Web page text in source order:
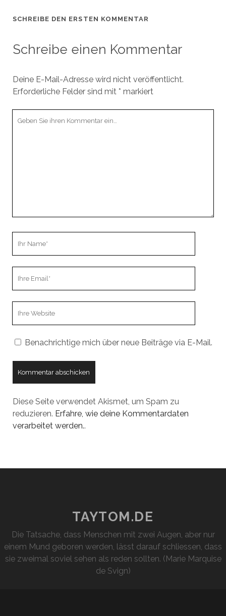
SCHREIBE DEN ERSTEN KOMMENTAR
Schreibe einen Kommentar
Deine E-Mail-Adresse wird nicht veröffentlicht.
Erforderliche Felder sind mit * markiert
Benachrichtige mich über neue Beiträge via E-Mail.
Diese Seite verwendet Akismet, um Spam zu
reduzieren. Erfahre, wie deine Kommentardaten
verarbeitet werden..
TAYTOM.DE
Die Tatsache, dass Menschen mit zwei Augen, aber nur
einem Mund geboren werden, lässt darauf schliessen, dass
sie zweimal soviel sehen als reden sollten. (Marie Marquise
de Svign)